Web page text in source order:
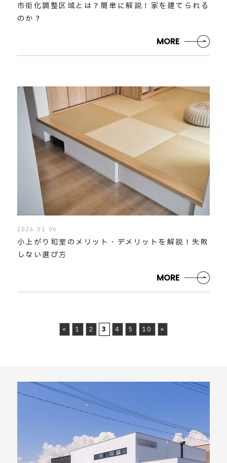
市街化調整区域とは？簡単に解説！家を建てられる
のか？
MORE
2026.01.06
小上がり和室のメリット・デメリットを解説！失敗
しない選び方
MORE
« 1 2 3 4 5 10 »